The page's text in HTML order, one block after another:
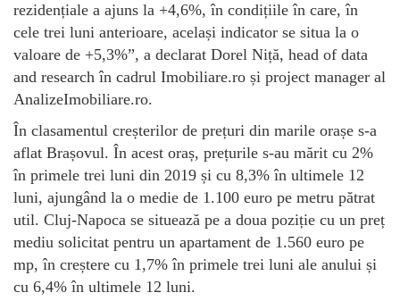
rezidențiale a ajuns la +4,6%, în condițiile în care, în
cele trei luni anterioare, același indicator se situa la o
valoare de +5,3%”, a declarat Dorel Niță, head of data
and research în cadrul Imobiliare.ro și project manager al
AnalizeImobiliare.ro.
În clasamentul creșterilor de prețuri din marile orașe s-a
aflat Brașovul. În acest oraș, prețurile s-au mărit cu 2%
în primele trei luni din 2019 și cu 8,3% în ultimele 12
luni, ajungând la o medie de 1.100 euro pe metru pătrat
util. Cluj-Napoca se situează pe a doua poziție cu un preț
mediu solicitat pentru un apartament de 1.560 euro pe
mp, în creștere cu 1,7% în primele trei luni ale anului și
cu 6,4% în ultimele 12 luni.